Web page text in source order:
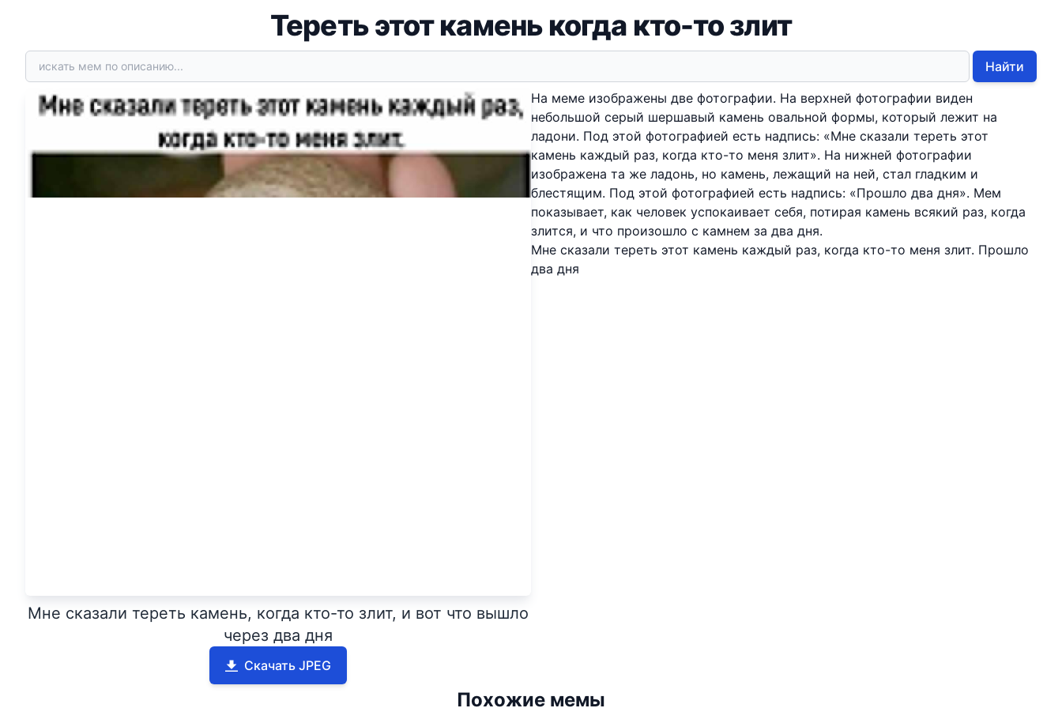
Тереть этот камень когда кто-то злит
Найти
Мне сказали тереть камень, когда кто-то злит, и вот что вышло
через два дня
Скачать JPEG
На меме изображены две фотографии. На верхней фотографии виден
небольшой серый шершавый камень овальной формы, который лежит на
ладони. Под этой фотографией есть надпись: «Мне сказали тереть этот
камень каждый раз, когда кто-то меня злит». На нижней фотографии
изображена та же ладонь, но камень, лежащий на ней, стал гладким и
блестящим. Под этой фотографией есть надпись: «Прошло два дня». Мем
показывает, как человек успокаивает себя, потирая камень всякий раз, когда
злится, и что произошло с камнем за два дня.
Мне сказали тереть этот камень каждый раз, когда кто-то меня злит. Прошло
два дня
Похожие мемы